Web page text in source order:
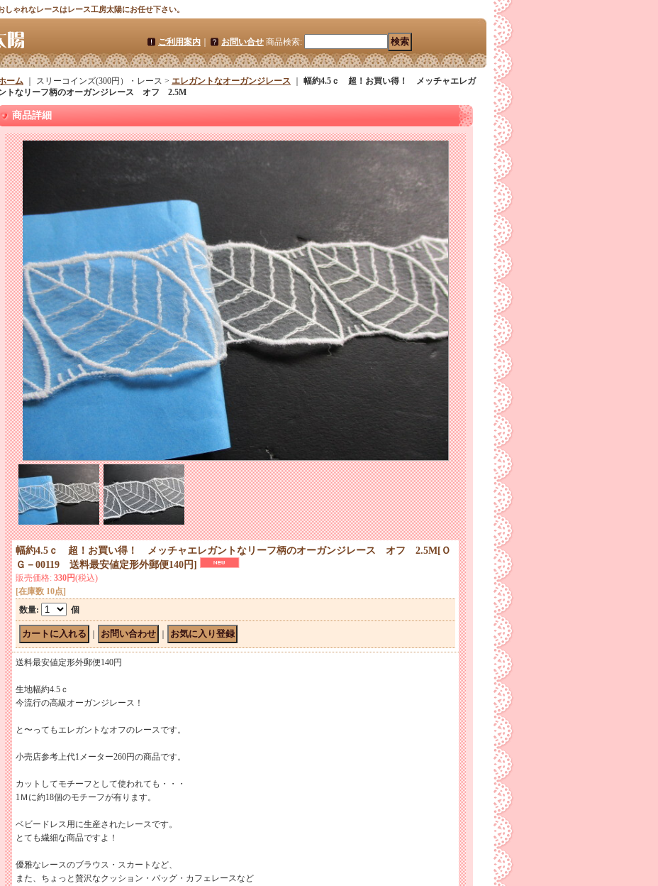
ゃれなレースはレース工房太陽にお任せ下さい。
ご利用案内 お問い合せ 商品検索:
ーム ｜ スリーコインズ(300円）・レース > エレガントなオーガンジレース
幅約4.5ｃ 超！お買い得！ メッチャエレガ
トなリーフ柄のオーガンジレース オフ 2.5M
商品詳細
幅約4.5ｃ 超！お買い得！ メッチャエレガントなリーフ柄のオーガンジレース オフ 2.5M[ Ｏ
Ｇ－00119 送料最安値定形外郵便140円]
販売価格: 330円(税込)
[在庫数 10点]
数量: 個
送料最安値定形外郵便140円
生地幅約4.5ｃ
今流行の高級オーガンジレース！
と〜ってもエレガントなオフのレースです。
小売店参考上代1メーター260円の商品です。
カットしてモチーフとして使われても・・・
1Ｍに約18個のモチーフが有ります。
ベビードレス用に生産されたレースです。
とても繊細な商品ですよ！
優雅なレースのブラウス・スカートなど、
また、ちょっと贅沢なクッション・バッグ・カフェレースなど